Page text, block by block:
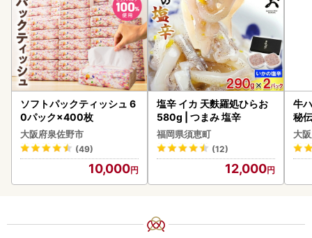
ソフトパックティッシュ 6
0パック×400枚
大阪府泉佐野市
(49)
10,000
塩辛 イカ 天麩羅処ひらお
580g | つまみ 塩辛
福岡県須恵町
(12)
12,000
牛
秘
焼
大